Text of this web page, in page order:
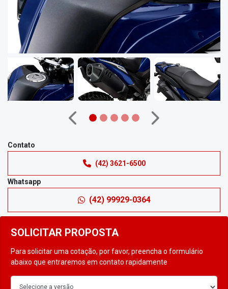
SOLICITAR PROPOSTA
Para solicitar uma cotação, por favor, preencha o formulário
abaixo que entraremos em contato rapidamente
Anterior Próximo
Contato
(42) 3621-6500
Whatsapp
(42) 99929-0364